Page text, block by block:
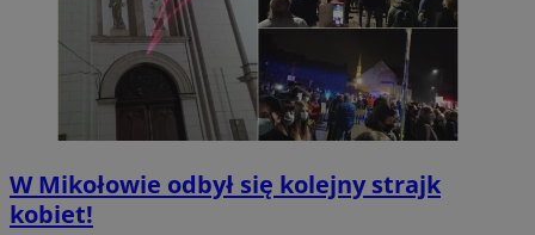
W Mikołowie odbył się kolejny strajk
kobiet!